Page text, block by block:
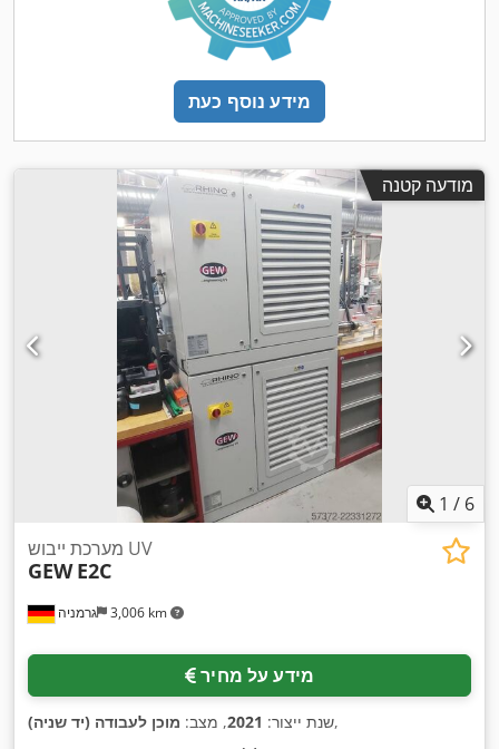
מידע נוסף כעת
מודעה קטנה
1 / 6
גרמניה 3,006 km
מערכת ייבוש UV
GEW E2C
מידע על מחיר
שנת ייצור: 2021, מצב: מוכן לעבודה (יד שניה) ,